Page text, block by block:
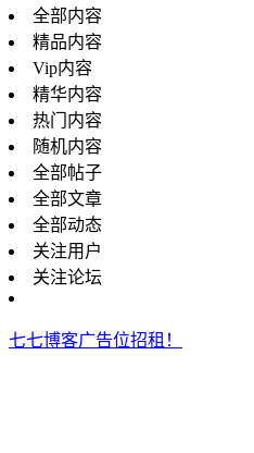
全部内容
精品内容
Vip内容
精华内容
热门内容
随机内容
全部帖子
全部文章
全部动态
关注用户
关注论坛
七七博客广告位招租！